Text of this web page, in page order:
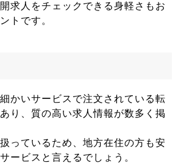
求人をチェックできる身軽さもお
トです。
かいサービスで注文されている転
り、質の高い求人情報が数多く掲
っているため、地方在住の方も安
ービスと言えるでしょう。